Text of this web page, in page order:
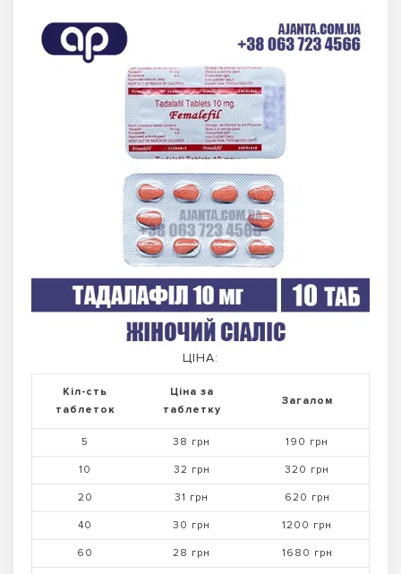
ЦІНА:
Кіл-сть
таблеток
Ціна за
таблетку
Загалом
5 38 грн 190 грн
10 32 грн 320 грн
20 31 грн 620 грн
40 30 грн 1200 грн
60 28 грн 1680 грн